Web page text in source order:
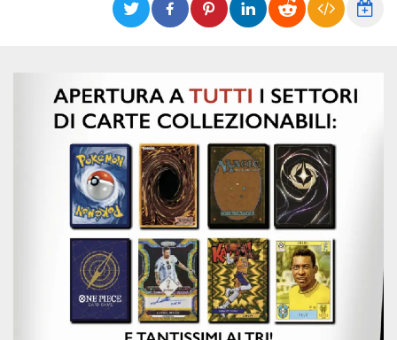
Cookies de preferencias
el inicio de sesión de usuario y la gestión de
cuentas. El sitio web no se puede utilizar
correctamente sin las cookies estrictamente
necesarias.
Nombre
Proveedor /
Dominio
Vencimiento Descripción
cf_clearance
Cloudflare,
Inc.
.oooh.events
1 año
Esta cookie es
utilizada por el
servicio
CloudFlare para
identificar el
tráfico web de
confianza y
anular cualquier
seguridad
basada en la
dirección IP del